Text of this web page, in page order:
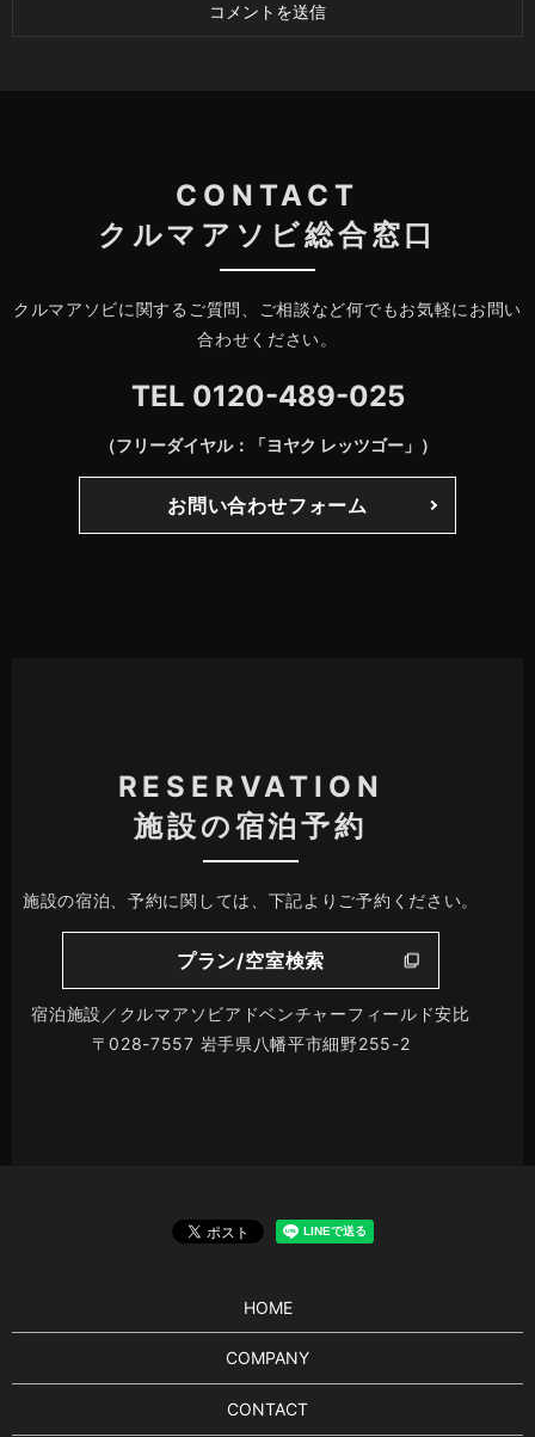
CONTACT
クルマアソビ総合窓口
クルマアソビに関するご質問、ご相談など何でもお気軽にお問い
合わせください。
TEL 0120-489-025
（フリーダイヤル：「ヨヤク レッツゴー」）
お問い合わせフォーム
RESERVATION
施設の宿泊予約
施設の宿泊、予約に関しては、下記よりご予約ください。
プラン/空室検索
宿泊施設／クルマアソビアドベンチャーフィールド安比
〒028-7557 岩手県八幡平市細野255-2
HOME
COMPANY
CONTACT